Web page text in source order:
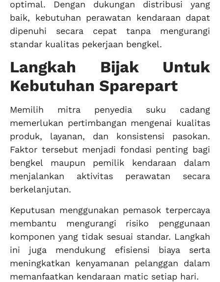
optimal. Dengan dukungan distribusi yang
baik, kebutuhan perawatan kendaraan dapat
dipenuhi secara cepat tanpa mengurangi
standar kualitas pekerjaan bengkel.
Langkah Bijak Untuk
Kebutuhan Sparepart
Memilih mitra penyedia suku cadang
memerlukan pertimbangan mengenai kualitas
produk, layanan, dan konsistensi pasokan.
Faktor tersebut menjadi fondasi penting bagi
bengkel maupun pemilik kendaraan dalam
menjalankan aktivitas perawatan secara
berkelanjutan.
Keputusan menggunakan pemasok terpercaya
membantu mengurangi risiko penggunaan
komponen yang tidak sesuai standar. Langkah
ini juga mendukung efisiensi biaya serta
meningkatkan kenyamanan pelanggan dalam
memanfaatkan kendaraan matic setiap hari.